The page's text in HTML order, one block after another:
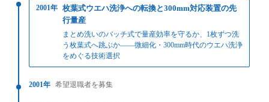
2001年 枚葉式ウエハ洗浄への転換と300mm対応装置の先
行量産
まとめ洗いのバッチ式で量産効率を守るか、1枚ずつ洗
う枚葉式へ跳ぶか——微細化・300mm時代のウエハ洗浄
をめぐる技術選択
2001年 希望退職者を募集